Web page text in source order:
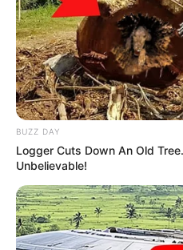
BUZZ DAY
Logger Cuts Down An Old
Unbelievable!